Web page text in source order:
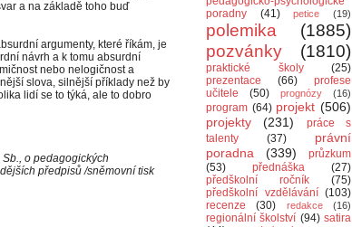
a na základě toho buď
argumenty, které říkám, je
návrh a k tomu absurdní
nebo nelogičnost a
slova, silnější příklady než by
lidí se to týká, ale to dobro
o pedagogických
předpisů /sněmovní tisk
poradny
(41) petice (19)
polemika
(1885)
pozvánky
(1810)
praktické školy
(25)
prezentace
(66)
profese
učitele
(50) prognózy (16)
program (64) projekt (506)
projekty
(231)
práce s
talenty
(37)
právní
poradna
(339)
průzkum
(53)
přednáška
(27)
předškolní ročník
(75)
předškolní vzdělávání (103)
recenze
(30) redakce (16)
regionální školství (94) satira